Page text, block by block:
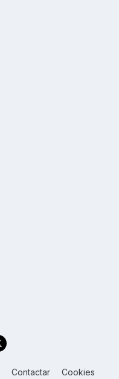
Contactar Cookies